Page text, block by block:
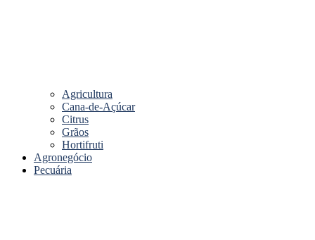
Agricultura
Cana-de-Açúcar
Citrus
Grãos
Hortifruti
Agronegócio
Pecuária